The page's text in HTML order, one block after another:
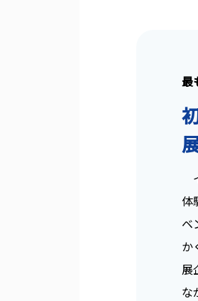
最
体
ベ
か
展
な